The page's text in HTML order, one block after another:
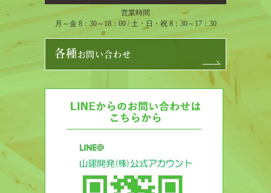
営業時間
月～金 8：30～18：00 / 土・日・祝 8：30～17：30
各種お問い合わせ